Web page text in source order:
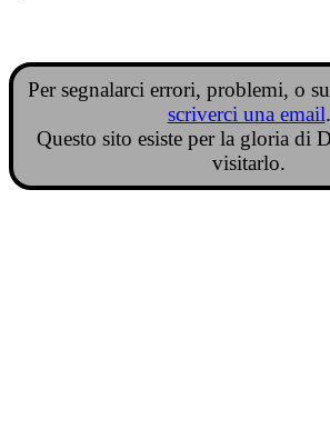
Per segnalarci errori, problemi, o
scriverci una email.
Questo sito esiste per la gloria di
visitarlo.